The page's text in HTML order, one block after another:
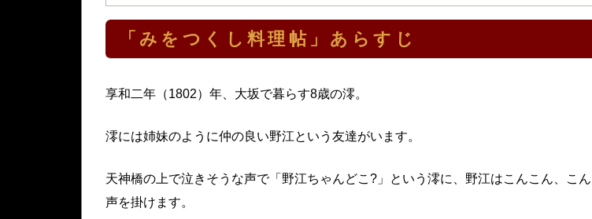
「みをつくし料理帖」あらすじ
享和二年（1802）年、大坂で暮らす8歳の澪。
澪には姉妹のように仲の良い野江という友達がいます。
天神橋の上で泣きそうな声で「野江ちゃんどこ?」という澪に、野江はこんこん、こん
声を掛けます。